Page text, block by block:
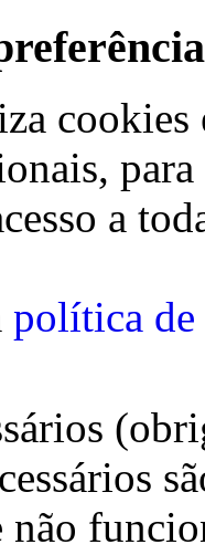
cookies
a
política de